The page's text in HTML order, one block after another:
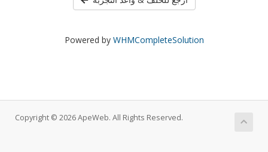
Powered by WHMCompleteSolution
Copyright © 2026 ApeWeb. All Rights Reserved.